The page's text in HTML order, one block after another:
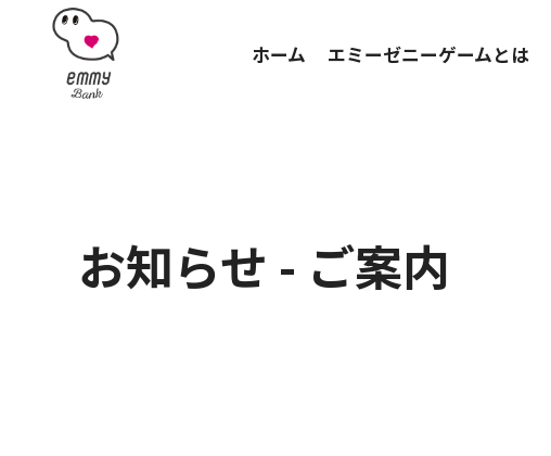
ホーム エミーゼニーゲームとは
お知らせ - ご案内